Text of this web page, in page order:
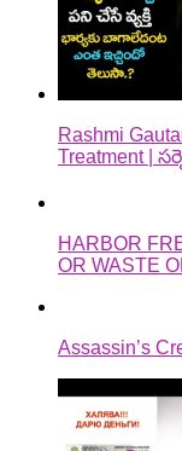
Rashmi
Treatment |
HARBOR
OR WASTE
Assassin’s